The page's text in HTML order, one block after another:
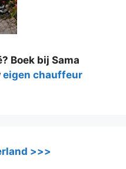
Boek bij Sama
eigen chauffeur
>>>